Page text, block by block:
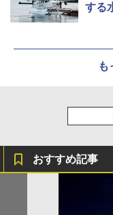
する
も
おすすめ記事